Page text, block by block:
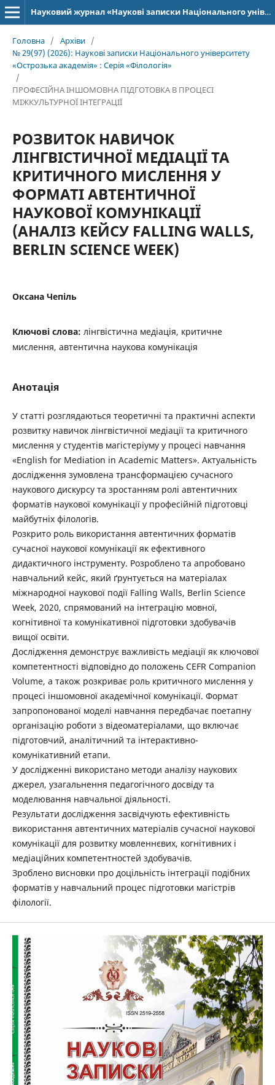
Науковий журнал «Наукові записки Національного університету «Острозька академія»: серія «Філологія»
Головна / Архіви /
№ 29(97) (2026): Наукові записки Національного університету
«Острозька академія» : Серія «Філологія»
/
ПРОФЕСІЙНА ІНШОМОВНА ПІДГОТОВКА В ПРОЦЕСІ
МІЖКУЛЬТУРНОЇ ІНТЕГРАЦІЇ
РОЗВИТОК НАВИЧОК
ЛІНГВІСТИЧНОЇ МЕДІАЦІЇ ТА
КРИТИЧНОГО МИСЛЕННЯ У
ФОРМАТІ АВТЕНТИЧНОЇ
НАУКОВОЇ КОМУНІКАЦІЇ
(АНАЛІЗ КЕЙСУ FALLING WALLS,
BERLIN SCIENCE WEEK)
Оксана Чепіль
Ключові слова: лінгвістична медіація, критичне
мислення, автентична наукова комунікація
Анотація
У статті розглядаються теоретичні та практичні аспекти
розвитку навичок лінгвістичної медіації та критичного
мислення у студентів магістеріуму у процесі навчання
«English for Mediation in Academic Matters». Актуальність
дослідження зумовлена трансформацією сучасного
наукового дискурсу та зростанням ролі автентичних
форматів наукової комунікації у професійній підготовці
майбутніх філологів.
Розкрито роль використання автентичних форматів
сучасної наукової комунікації як ефективного
дидактичного інструменту. Розроблено та апробовано
навчальний кейс, який ґрунтується на матеріалах
міжнародної наукової події Falling Walls, Berlin Science
Week, 2020, спрямований на інтеграцію мовної,
когнітивної та комунікативної підготовки здобувачів
вищої освіти.
Дослідження демонструє важливість медіації як ключової
компетентності відповідно до положень CEFR Companion
Volume, а також розкриває роль критичного мислення у
процесі іншомовної академічної комунікації. Формат
запропонованої моделі ­навчання передбачає поетапну
організацію роботи з відеоматеріалами, що включає
підготовчий, аналітичний та інтерактивно-
комунікативний етапи.
У дослідженні використано методи аналізу наукових
джерел, узагальнення педагогічного досвіду та
моделювання навчальної діяльності.
Результати дослідження засвідчують ефективність
використання автентичних матеріалів сучасної наукової
комунікації для розвитку мовленнєвих, когнітивних і
медіаційних компетентностей здобувачів.
Зроблено висновки про доцільність інтеграції подібних
форматів у навчальний процес підготовки магістрів
філології.